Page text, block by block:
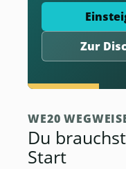
Zur
WE20
Du
Start